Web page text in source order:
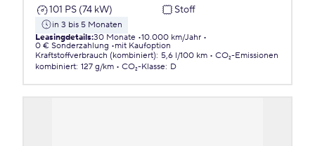
101 PS (74 kW)
Stoff
in 3 bis 5 Monaten
Leasingdetails:30 Monate 10.000 km/Jahr
0 € Sonderzahlung
mit Kaufoption
Kraftstoffverbrauch (kombiniert): 5,6 l/100 km
CO₂-Emissionen
kombiniert: 127 g/km CO₂-Klasse: D